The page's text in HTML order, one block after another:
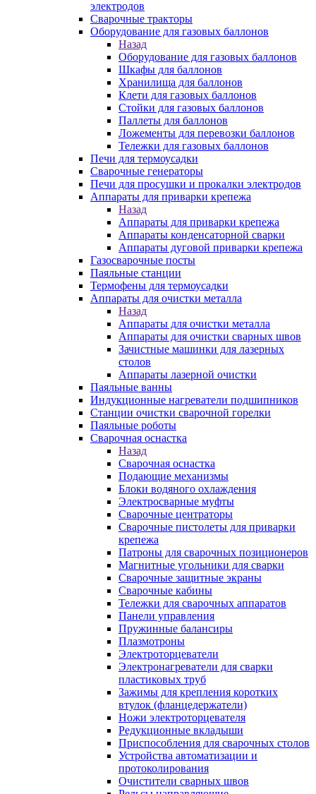
электродов
Сварочные тракторы
Оборудование для газовых баллонов
Назад
Оборудование для газовых баллонов
Шкафы для баллонов
Хранилища для баллонов
Клети для газовых баллонов
Стойки для газовых баллонов
Паллеты для баллонов
Ложементы для перевозки баллонов
Тележки для газовых баллонов
Печи для термоусадки
Сварочные генераторы
Печи для просушки и прокалки электродов
Аппараты для приварки крепежа
Назад
Аппараты для приварки крепежа
Аппараты конденсаторной сварки
Аппараты дуговой приварки крепежа
Газосварочные посты
Паяльные станции
Термофены для термоусадки
Аппараты для очистки металла
Назад
Аппараты для очистки металла
Аппараты для очистки сварных швов
Зачистные машинки для лазерных
столов
Аппараты лазерной очистки
Паяльные ванны
Индукционные нагреватели подшипников
Станции очистки сварочной горелки
Паяльные роботы
Сварочная оснастка
Назад
Сварочная оснастка
Подающие механизмы
Блоки водяного охлаждения
Электросварные муфты
Сварочные центраторы
Сварочные пистолеты для приварки
крепежа
Патроны для сварочных позиционеров
Магнитные угольники для сварки
Сварочные защитные экраны
Сварочные кабины
Тележки для сварочных аппаратов
Панели управления
Пружинные балансиры
Плазмотроны
Электроторцеватели
Электронагреватели для сварки
пластиковых труб
Зажимы для крепления коротких
втулок (фланцедержатели)
Ножи электроторцевателя
Редукционные вкладыши
Приспособления для сварочных столов
Устройства автоматизации и
протоколирования
Очистители сварных швов